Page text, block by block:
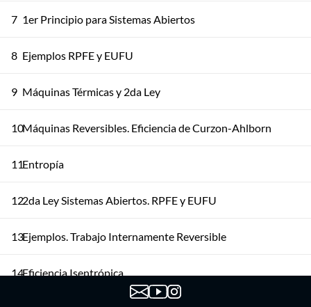
7 1er Principio para Sistemas Abiertos
8 Ejemplos RPFE y EUFU
9 Máquinas Térmicas y 2da Ley
10Máquinas Reversibles. Eficiencia de Curzon-Ahlborn
11Entropía
122da Ley Sistemas Abiertos. RPFE y EUFU
13Ejemplos. Trabajo Internamente Reversible
14Eficiencia Isentrópica